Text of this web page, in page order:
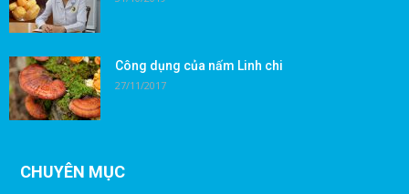
Công dụng của nấm Linh chi
27/11/2017
CHUYÊN MỤC